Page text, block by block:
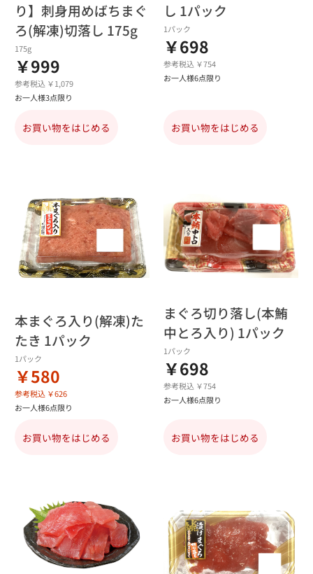
り】刺身用めばちまぐ
ろ(解凍)切落し 175g
175g
￥999
参考税込 ￥1,079
お一人様3点限り
お買い物をはじめる
し 1パック
1パック
￥698
参考税込 ￥754
お一人様6点限り
お買い物をはじめる
本まぐろ入り(解凍)た
たき 1パック
1パック
￥580
参考税込 ￥626
お一人様6点限り
お買い物をはじめる
まぐろ切り落し(本鮪
中とろ入り) 1パック
1パック
￥698
参考税込 ￥754
お一人様6点限り
お買い物をはじめる